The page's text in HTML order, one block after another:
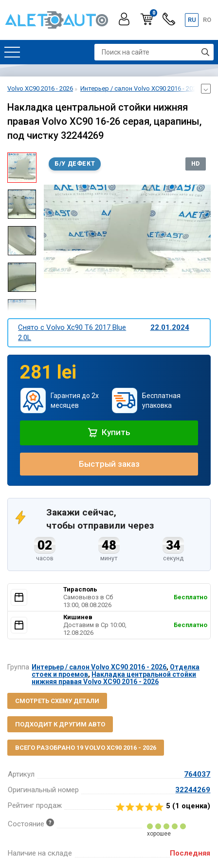
0
RU RO
Volvo XC90 2016 - 2026 Интерьер / салон Volvo XC90 2016 - 2026
Накладка центральной стойки нижняя
правая Volvo XC90 16-26 серая, царапины,
под чистку 32244269
Б/У ДЕФЕКТ HD
Артикул
764037
Оригинальный номер
32244269
Рейтинг продаж
5 (1 оценка)
Состояние
хорошее
Наличие на складе Последняя
Снято c Volvo Xc90 T6 2017 Blue
2.0L
22.01.2024
281 lei
Гарантия до 2х
месяцев
Бесплатная
упаковка
Купить
Быстрый заказ
Закажи сейчас,
чтобы отправили через
02
часов
48
минут
33
секунд
Тирасполь
Самовывоз в Cб
13:00, 08.08.2026
Бесплатно
Кишинев
Доставим в Ср 10:00,
12.08.2026
Бесплатно
Группа Интерьер / салон Volvo XC90 2016 - 2026, Отделка
стоек и проемов, Накладка центральной стойки
нижняя правая Volvo XC90 2016 - 2026
СМОТРЕТЬ СХЕМУ ДЕТАЛИ
ПОДХОДИТ К ДРУГИМ АВТО
ВСЕГО РАЗОБРАНО 19 VOLVO XC90 2016 - 2026